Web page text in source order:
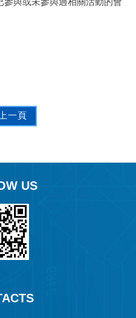
一頁
US